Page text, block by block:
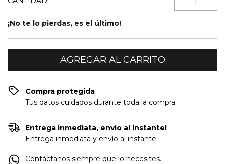
¡No te lo pierdas, es el último!
Compra protegida
Tus datos cuidados durante toda la compra.
Entrega inmediata, envío al instante!
Entrega inmediata y envío al instante.
Contáctanos siempre que lo necesites.